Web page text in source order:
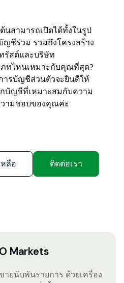
สามารถเปิดได้ทั้งในรูป
ชีร่วม รวมถึงโครงสร้าง
รัสต์และบริษัท
ทไหนเหมาะกับคุณที่สุด?
ารบัญชีส่วนตัวจะยินดีให้
บัญชีที่เหมาะสมกับความ
ามชอบของคุณค่ะ
ลือ ติดต่อเรา
Markets
ยนับพันรายการ ด้วยเครื่อง